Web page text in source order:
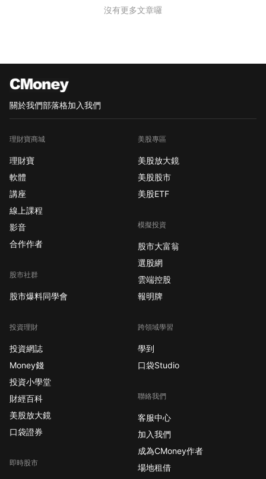
沒有更多文章囉
關於我們部落格加入我們
理財寶商城
理財寶
軟體
講座
線上課程
影音
合作作者
股市社群
股市爆料同學會
投資理財
投資網誌
Money錢
投資小學堂
財經百科
美股放大鏡
口袋證券
即時股市
美股專區
美股放大鏡
美股股市
美股ETF
模擬投資
股市大富翁
選股網
雲端控股
報明牌
跨領域學習
學到
口袋Studio
聯絡我們
客服中心
加入我們
成為CMoney作者
場地租借